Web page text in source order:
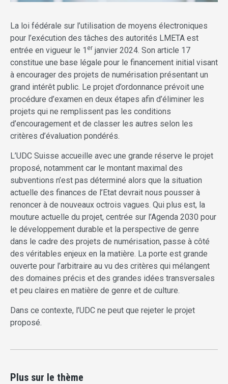
La loi fédérale sur l’utilisation de moyens électroniques
pour l’exécution des tâches des autorités LMETA est
entrée en vigueur le 1 er janvier 2024. Son article 17
constitue une base légale pour le financement initial visant
à encourager des projets de numérisation présentant un
grand intérêt public. Le projet d’ordonnance prévoit une
procédure d’examen en deux étapes afin d’éliminer les
projets qui ne remplissent pas les conditions
d’encouragement et de classer les autres selon les
critères d’évaluation pondérés.
L’UDC Suisse accueille avec une grande réserve le projet
proposé, notamment car le montant maximal des
subventions n’est pas déterminé alors que la situation
actuelle des finances de l’Etat devrait nous pousser à
renoncer à de nouveaux octrois vagues. Qui plus est, la
mouture actuelle du projet, centrée sur l’Agenda 2030 pour
le développement durable et la perspective de genre
dans le cadre des projets de numérisation, passe à côté
des véritables enjeux en la matière. La porte est grande
ouverte pour l’arbitraire au vu des critères qui mélangent
des domaines précis et des grandes idées transversales
et peu claires en matière de genre et de culture.
Dans ce contexte, l’UDC ne peut que rejeter le projet
proposé.
Plus sur le thème